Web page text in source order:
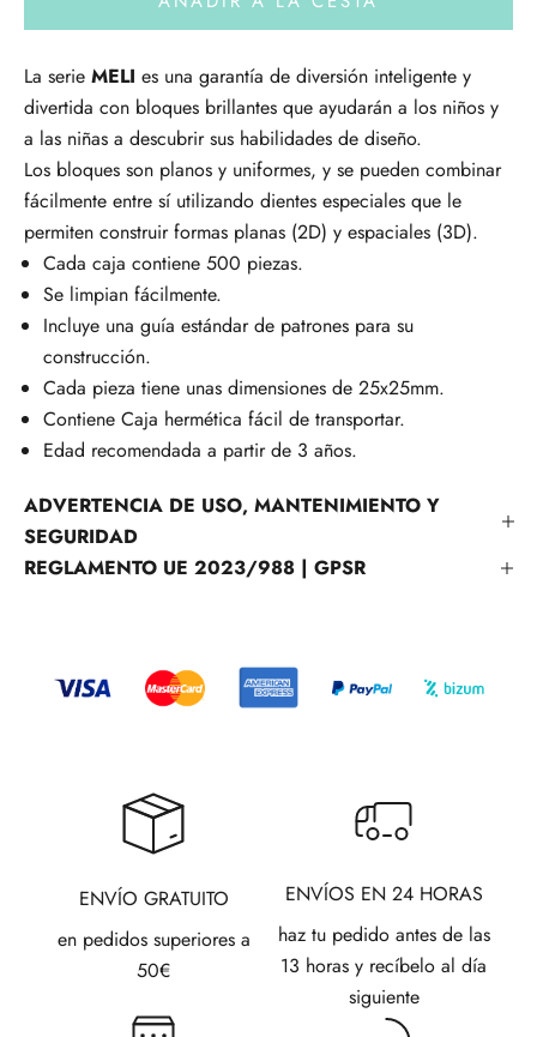
La serie MELI es una garantía de diversión inteligente y
divertida con bloques brillantes que ayudarán a los niños y
a las niñas a descubrir sus habilidades de diseño.
Los bloques son planos y uniformes, y se pueden combinar
fácilmente entre sí utilizando dientes especiales que le
permiten construir formas planas (2D) y espaciales (3D).
Cada caja contiene 500 piezas.
Se limpian fácilmente.
Incluye una guía estándar de patrones para su
construcción.
Cada pieza tiene unas dimensiones de 25x25mm.
Contiene Caja hermética fácil de transportar.
Edad recomendada a partir de 3 años.
ADVERTENCIA DE USO, MANTENIMIENTO Y
SEGURIDAD
REGLAMENTO UE 2023/988 | GPSR
ENVÍO GRATUITO
en pedidos superiores a
50€
ENVÍOS EN 24 HORAS
haz tu pedido antes de las
13 horas y recíbelo al día
siguiente